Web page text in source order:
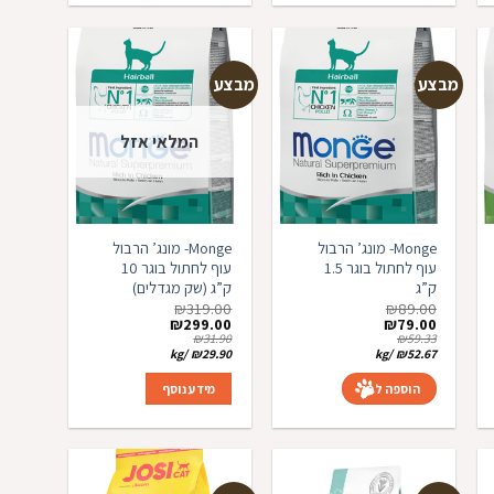
מבצע
הוספה
למועדפים
Monge- מונג’ הרבול
עוף לחתול בוגר 1.5
ק”ג
₪89.00
המחיר
המקורי
היה:
₪89.00.
₪79.00 המחיר
הוא:
₪79.00.
₪59.33
₪52.67
/
kg
הוספה לסל
מבצע
הוספה
למועדפים
המלאי אזל
Monge- מונג’ הרבול
עוף לחתול בוגר 10
ק”ג (שק מגדלים)
₪319.00
המחיר
המקורי
היה:
₪319.00.
₪299.00 המחיר
הוא:
₪299.00.
₪31.90
₪29.90
/
kg
מידע נוסף